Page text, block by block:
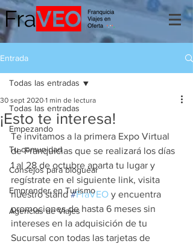
Entrada
Todas las entradas
Empezando
Tu comunidad
Consejos para bloguear
Emprender en Turismo
Agencias de Viajes
Todas las entradas
¡Esto te interesa!
30 sept 2020 1 min de lectura
Te invitamos a la primera Expo Virtual
de Franquicias que se realizará los días
1 al 28 de octubre aparta tu lugar y
regístrate en el siguiente link, visita
nuestro stand #FraVEO y encuentra
promociones de hasta 6 meses sin
intereses en la adquisición de tu
Sucursal con todas las tarjetas de